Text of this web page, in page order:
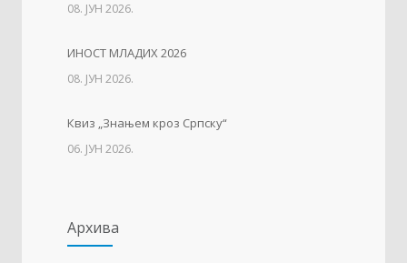
14. АПРИЛ 2021.
Свјетски дан вода
08. ЈУН 2026.
ИНОСТ МЛАДИХ 2026
08. ЈУН 2026.
Квиз „Знањем кроз Српску“
06. ЈУН 2026.
Архива
Архива